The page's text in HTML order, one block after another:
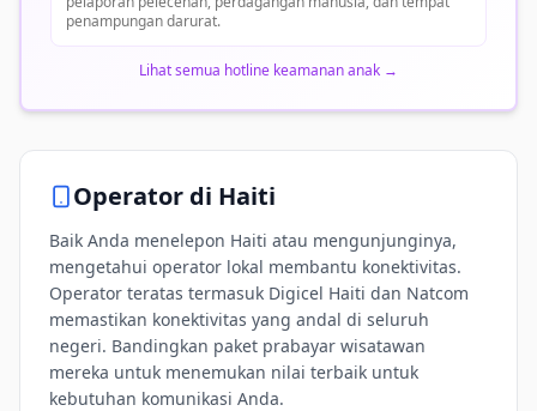
penampungan darurat.
Lihat semua hotline keamanan anak →
Operator di Haiti
Baik Anda menelepon Haiti atau mengunjunginya,
mengetahui operator lokal membantu konektivitas.
Operator teratas termasuk Digicel Haiti dan Natcom
memastikan konektivitas yang andal di seluruh
negeri. Bandingkan paket prabayar wisatawan
mereka untuk menemukan nilai terbaik untuk
kebutuhan komunikasi Anda.